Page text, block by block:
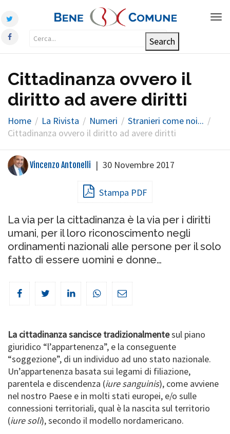
Cittadinanza ovvero il
diritto ad avere diritti
Home La Rivista Numeri
Stranieri come noi...
Cittadinanza ovvero il diritto ad avere diritti
Vincenzo Antonelli | 30 Novembre 2017
Stampa PDF
La via per la cittadinanza è la via per i diritti
umani, per il loro riconoscimento negli
ordinamenti nazionali alle persone per il solo
fatto di essere uomini e donne…
La cittadinanza sancisce tradizionalmentesul piano
giuridico “l’appartenenza”, e la conseguente
“soggezione”, di un individuo ad uno stato nazionale.
Un’appartenenza basata sui legami di filiazione,
parentela e discendenza (iure sanguinis), come avviene
nel nostro Paese e in molti stati europei, e/o sulle
connessioni territoriali, qual è la nascita sul territorio
(iure soli), secondo il modello nordamericano.